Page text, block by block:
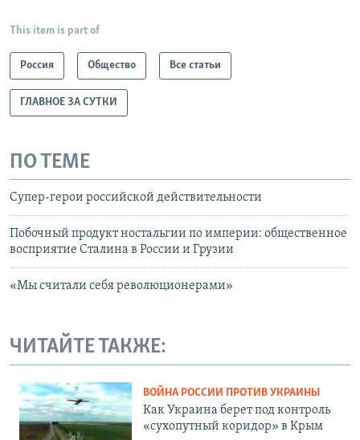
This item is part of
Россия Общество Все статьи
ГЛАВНОЕ ЗА СУТКИ
ПО ТЕМЕ
Супер-герои российской действительности
Побочный продукт ностальгии по империи: общественное
восприятие Сталина в России и Грузии
«Мы считали себя революционерами»
ЧИТАЙТЕ ТАКЖЕ:
ВОЙНА РОССИИ ПРОТИВ УКРАИНЫ
Как Украина берет под контроль
«сухопутный коридор» в Крым